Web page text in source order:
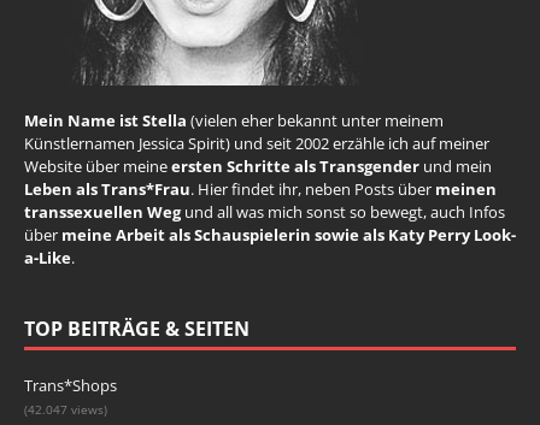
Mein Name ist Stella (vielen eher bekannt unter meinem
Künstlernamen Jessica Spirit) und seit 2002 erzähle ich auf meiner
Website über meineersten Schritte als Transgender und mein
Leben als Trans*Frau. Hier findet ihr, neben Posts über meinen
transsexuellen Wegund all was mich sonst so bewegt, auch Infos
über meine Arbeit als Schauspielerin sowie als Katy Perry Look-
a-Like.
TOP BEITRÄGE & SEITEN
Trans*Shops
(42.047 views)